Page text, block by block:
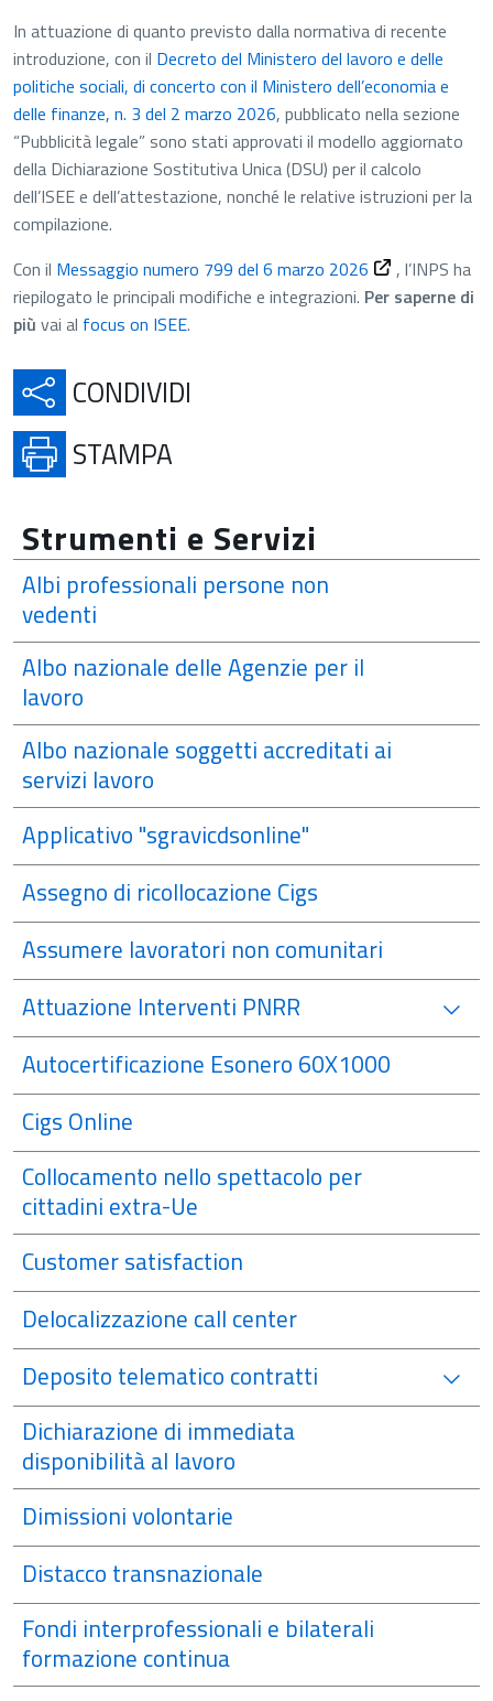
In attuazione di quanto previsto dalla normativa di recente
introduzione, con il Decreto del Ministero del lavoro e delle
politiche sociali, di concerto con il Ministero dell’economia e
delle finanze, n. 3 del 2 marzo 2026, pubblicato nella sezione
“Pubblicità legale” sono stati approvati il modello aggiornato
della Dichiarazione Sostitutiva Unica (DSU) per il calcolo
dell’ISEE e dell’attestazione, nonché le relative istruzioni per la
compilazione.
Con il Messaggio numero 799 del 6 marzo 2026
, l’INPS ha
riepilogato le principali modifiche e integrazioni. Per saperne di
più vai al focus on ISEE.
CONDIVIDI
STAMPA
Strumenti e Servizi
Albi professionali persone non
vedenti
Albo nazionale delle Agenzie per il
lavoro
Albo nazionale soggetti accreditati ai
servizi lavoro
Applicativo "sgravicdsonline"
Assegno di ricollocazione Cigs
Assumere lavoratori non comunitari
Attuazione Interventi PNRR
Autocertificazione Esonero 60X1000
Cigs Online
Collocamento nello spettacolo per
cittadini extra-Ue
Customer satisfaction
Delocalizzazione call center
Deposito telematico contratti
Dichiarazione di immediata
disponibilità al lavoro
Dimissioni volontarie
Distacco transnazionale
Fondi interprofessionali e bilaterali
formazione continua